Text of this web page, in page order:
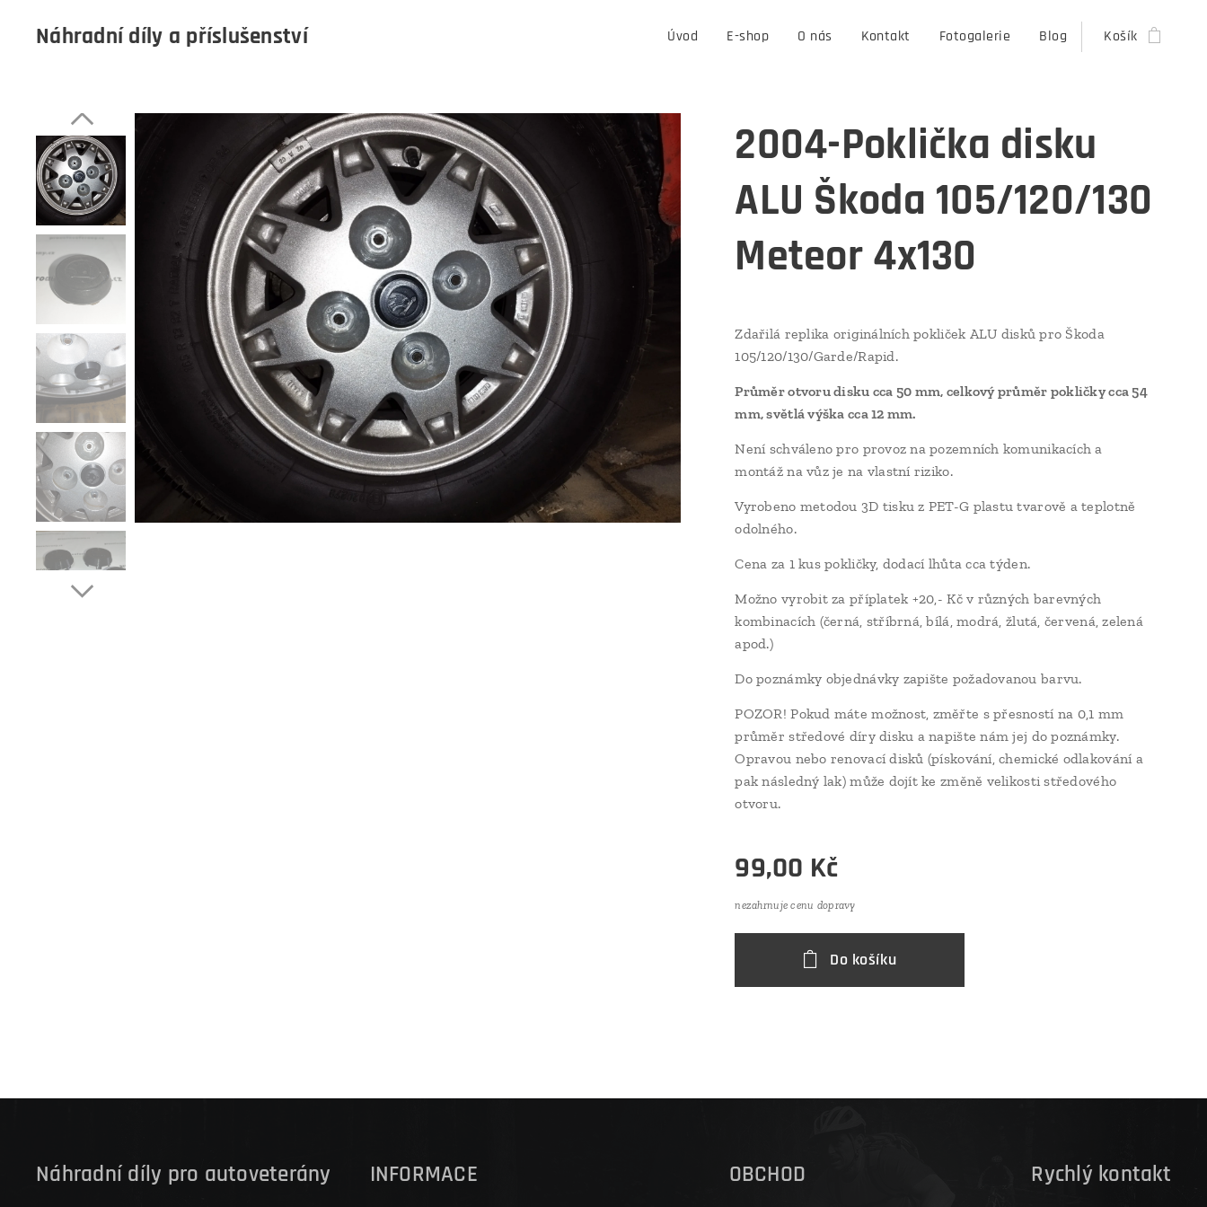
Náhradní díly a příslušenství Úvod E-shop O nás Kontakt Fotogalerie Blog Košík
2004-Poklička disku
ALU Škoda 105/120/130
Meteor 4x130
Zdařilá replika originálních pokliček ALU disků pro Škoda
105/120/130/Garde/Rapid.
Průměr otvoru disku cca 50 mm, celkový průměr pokličky cca 54
mm, světlá výška cca 12 mm.
Není schváleno pro provoz na pozemních komunikacích a
montáž na vůz je na vlastní riziko.
Vyrobeno metodou 3D tisku z PET-G plastu tvarově a teplotně
odolného.
Cena za 1 kus pokličky, dodací lhůta cca týden.
Možno vyrobit za příplatek +20,- Kč v různých barevných
kombinacích (černá, stříbrná, bílá, modrá, žlutá, červená, zelená
apod.)
Do poznámky objednávky zapište požadovanou barvu.
POZOR! Pokud máte možnost, změřte s přesností na 0,1 mm
průměr středové díry disku a napište nám jej do poznámky.
Opravou nebo renovací disků (pískování, chemické odlakování a
pak následný lak) může dojít ke změně velikosti středového
otvoru.
99,00 Kč
nezahrnuje cenu dopravy
Do košíku
Náhradní díly pro autoveterány INFORMACE OBCHOD Rychlý kontakt